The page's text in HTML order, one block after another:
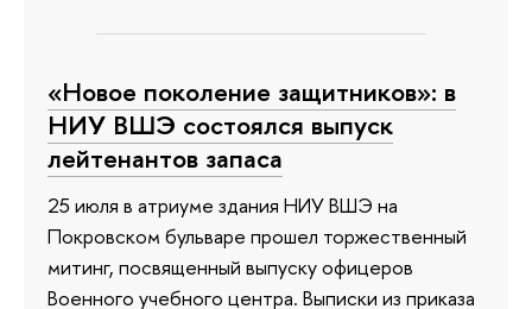
«Новое поколение защитников»: в
НИУ ВШЭ состоялся выпуск
лейтенантов запаса
25 июля в атриуме здания НИУ ВШЭ на
Покровском бульваре прошел торжественный
митинг, посвященный выпуску офицеров
Военного учебного центра. Выписки из приказа